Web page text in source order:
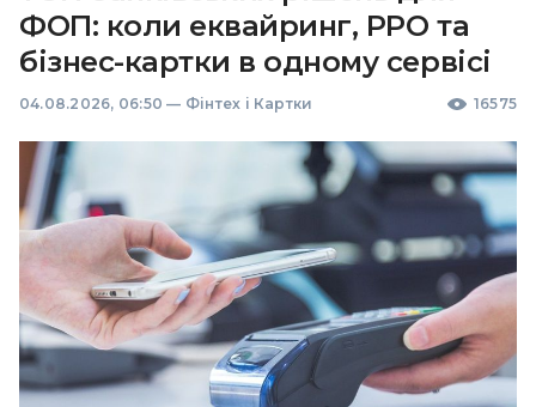
ФОП: коли еквайринг, РРО та
бізнес-картки в одному сервісі
04.08.2026, 06:50 — Фінтех і Картки 16575